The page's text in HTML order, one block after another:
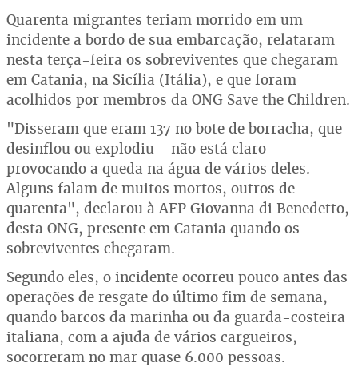
Quarenta migrantes teriam morrido em um
incidente a bordo de sua embarcação, relataram
nesta terça-feira os sobreviventes que chegaram
em Catania, na Sicília (Itália), e que foram
acolhidos por membros da ONG Save the Children.
"Disseram que eram 137 no bote de borracha, que
desinflou ou explodiu - não está claro -
provocando a queda na água de vários deles.
Alguns falam de muitos mortos, outros de
quarenta", declarou à AFP Giovanna di Benedetto,
desta ONG, presente em Catania quando os
sobreviventes chegaram.
Segundo eles, o incidente ocorreu pouco antes das
operações de resgate do último fim de semana,
quando barcos da marinha ou da guarda-costeira
italiana, com a ajuda de vários cargueiros,
socorreram no mar quase 6.000 pessoas.